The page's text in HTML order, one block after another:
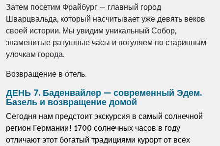
Затем посетим Фрайбург — главный город
Шварцвальда, который насчитывает уже девять веков
своей истории. Мы увидим уникальный Собор,
знаменитые ратушные часы и погуляем по старинным
улочкам города.
Возвращение в отель.
ДЕНЬ 7. Баденвайлер — современный Эдем.
Базель и возвращение домой
Сегодня нам предстоит экскурсия в самый солнечной
регион Германии! 1700 солнечных часов в году
отличают этот богатый традициями курорт от всех